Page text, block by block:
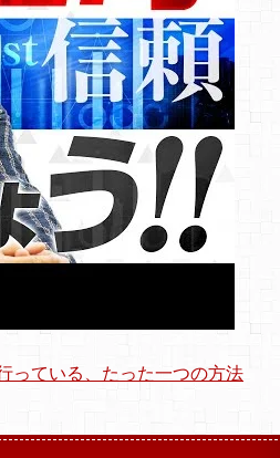
っている、たった一つの方法